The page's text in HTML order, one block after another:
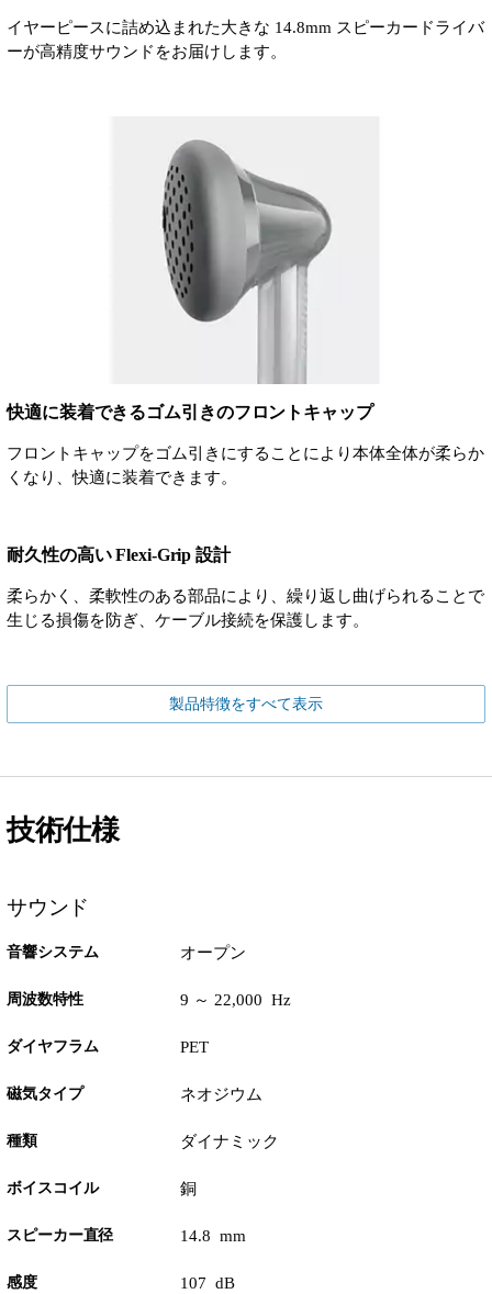
イヤーピースに詰め込まれた大きな 14.8mm スピーカードライバ
ーが高精度サウンドをお届けします。
快適に装着できるゴム引きのフロントキャップ
フロントキャップをゴム引きにすることにより本体全体が柔らか
くなり、快適に装着できます。
耐久性の高い Flexi-Grip 設計
柔らかく、柔軟性のある部品により、繰り返し曲げられることで
生じる損傷を防ぎ、ケーブル接続を保護します。
製品特徴をすべて表示
技術仕様
サウンド
音響システム オープン
周波数特性 9 ～ 22,000 Hz
ダイヤフラム PET
磁気タイプ ネオジウム
種類 ダイナミック
ボイスコイル 銅
スピーカー直径 14.8 mm
感度 107 dB